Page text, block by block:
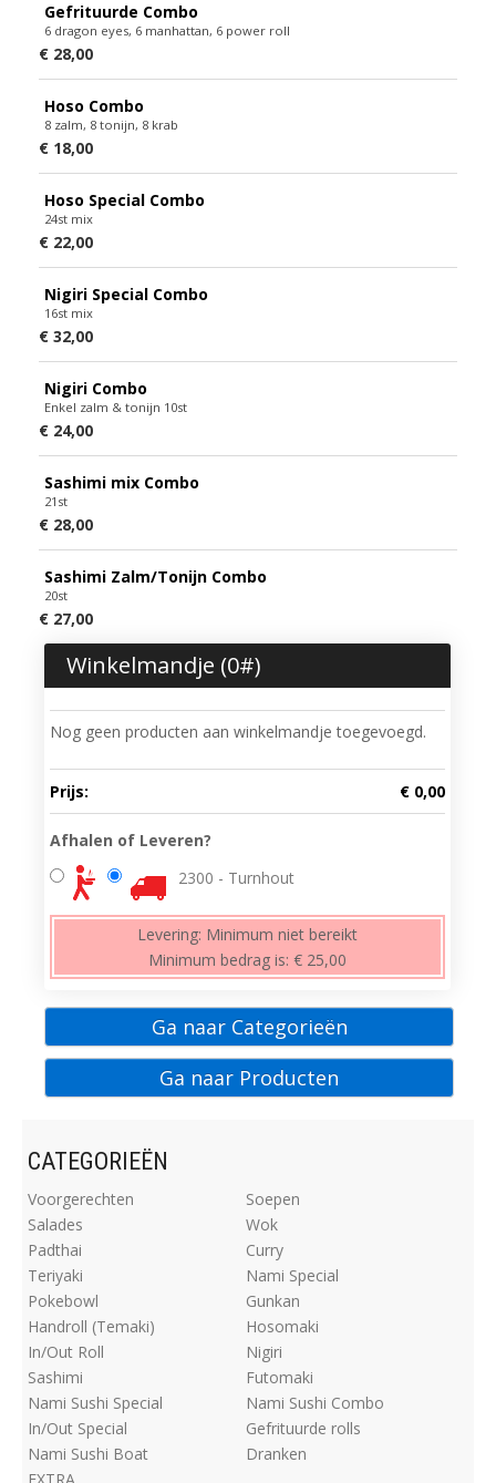
Gefrituurde Combo
6 dragon eyes, 6 manhattan, 6 power roll
€ 28,00
Hoso Combo
8 zalm, 8 tonijn, 8 krab
€ 18,00
Hoso Special Combo
24st mix
€ 22,00
Nigiri Special Combo
16st mix
€ 32,00
Nigiri Combo
Enkel zalm & tonijn 10st
€ 24,00
Sashimi mix Combo
21st
€ 28,00
Sashimi Zalm/Tonijn Combo
20st
€ 27,00
Winkelmandje (0#)
Nog geen producten aan winkelmandje toegevoegd.
Prijs: € 0,00
Afhalen of Leveren?
2300 - Turnhout
Levering: Minimum niet bereikt
Minimum bedrag is: € 25,00
Ga naar Categorieën
Ga naar Producten
CATEGORIEËN
Voorgerechten
Soepen
Salades
Wok
Padthai
Curry
Teriyaki
Nami Special
Pokebowl
Gunkan
Handroll (Temaki)
Hosomaki
In/Out Roll
Nigiri
Sashimi
Futomaki
Nami Sushi Special
Nami Sushi Combo
In/Out Special
Gefrituurde rolls
Nami Sushi Boat
Dranken